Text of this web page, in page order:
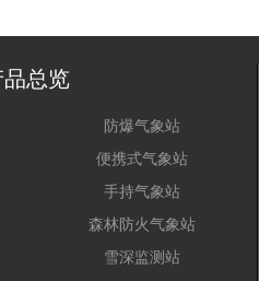
品总览
防爆气象站
便携式气象站
手持气象站
森林防火气象站
雪深监测站